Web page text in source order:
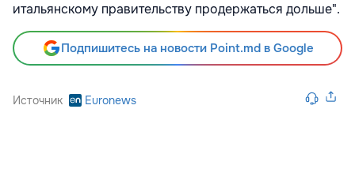
итальянскому правительству продержаться дольше".
Подпишитесь на новости Point.md в Google
Источник Euronews